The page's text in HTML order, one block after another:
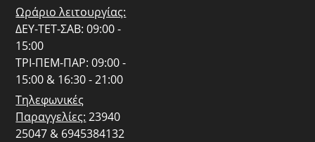
Ωράριο λειτουργίας:
ΔΕΥ-ΤΕΤ-ΣΑΒ: 09:00 -
15:00
ΤΡΙ-ΠΕΜ-ΠΑΡ: 09:00 -
15:00 & 16:30 - 21:00
Τηλεφωνικές
Παραγγελίες: 23940
25047 & 6945384132